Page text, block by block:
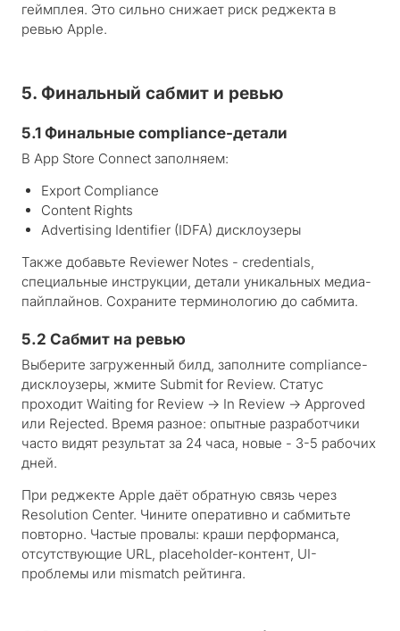
геймплея. Это сильно снижает риск реджекта в
ревью Apple.
5. Финальный сабмит и ревью
5.1 Финальные compliance-детали
В App Store Connect заполняем:
Export Compliance
Content Rights
Advertising Identifier (IDFA) дисклоузеры
Также добавьте Reviewer Notes - credentials,
специальные инструкции, детали уникальных медиа-
пайплайнов. Сохраните терминологию до сабмита.
5.2 Сабмит на ревью
Выберите загруженный билд, заполните compliance-
дисклоузеры, жмите Submit for Review. Статус
проходит Waiting for Review → In Review → Approved
или Rejected. Время разное: опытные разработчики
часто видят результат за 24 часа, новые - 3-5 рабочих
дней.
При реджекте Apple даёт обратную связь через
Resolution Center. Чините оперативно и сабмитьте
повторно. Частые провалы: краши перформанса,
отсутствующие URL, placeholder-контент, UI-
проблемы или mismatch рейтинга.